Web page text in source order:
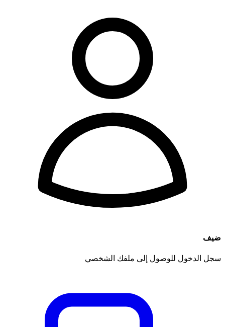
ضيف
سجل الدخول للوصول إلى ملفك الشخصي